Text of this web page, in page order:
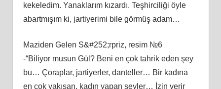
kekeledim. Yanaklarım kızardı. Teşhirciliği öyle
abartmışım ki, jartiyerimi bile görmüş adam…
Maziden Gelen S&#252;rpriz, resim №6
-“Biliyor musun Gül? Beni en çok tahrik eden şey
bu… Çoraplar, jartiyerler, danteller… Bir kadına
en çok yakışan, kadın yapan şeyler… İzin verir